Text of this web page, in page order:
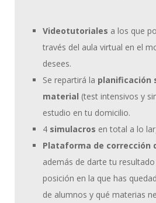
Videotutoriales a los que
través del aula virtual en el
desees.
Se repartirá la planificación
material (test intensivos y
estudio en tu domicilio.
4 simulacros en total a lo
Plataforma de corrección
además de darte tu
posición en la que has
de alumnos y qué materias